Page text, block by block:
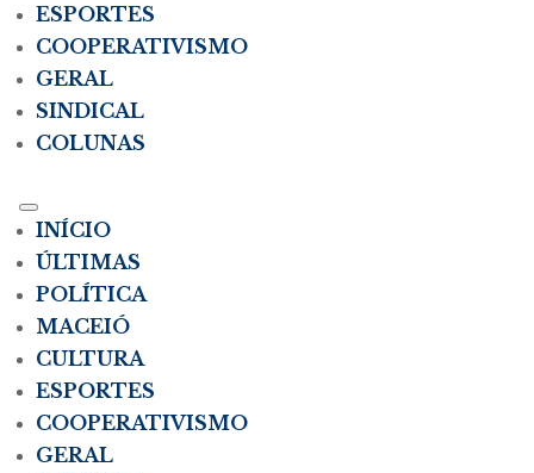
ESPORTES
COOPERATIVISMO
GERAL
SINDICAL
COLUNAS
INÍCIO
ÚLTIMAS
POLÍTICA
MACEIÓ
CULTURA
ESPORTES
COOPERATIVISMO
GERAL